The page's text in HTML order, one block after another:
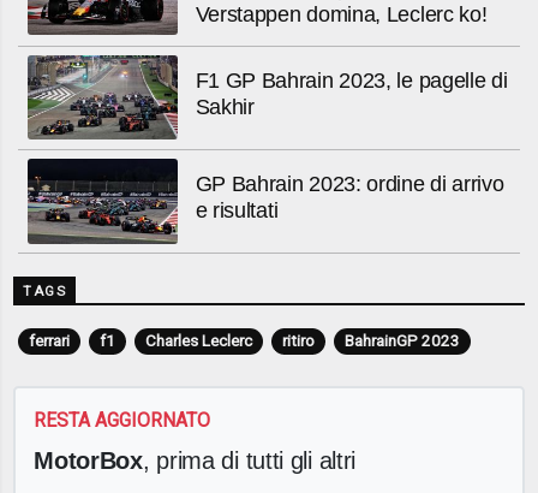
Verstappen domina, Leclerc ko!
F1 GP Bahrain 2023, le pagelle di
Sakhir
GP Bahrain 2023: ordine di arrivo
e risultati
TAGS
ferrari f1 Charles Leclerc ritiro BahrainGP 2023
RESTA AGGIORNATO
MotorBox, prima di tutti gli altri